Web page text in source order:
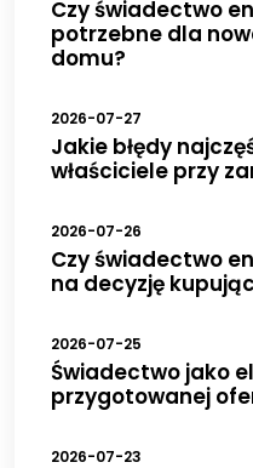
Czy świadectwo
potrzebne dla
domu?
2026-07-27
Jakie błędy
właściciele przy
2026-07-26
Czy świadectwo
na decyzję
2026-07-25
Świadectwo jako
przygotowanej
2026-07-23